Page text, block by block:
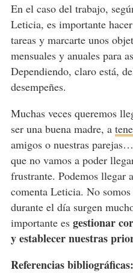
En el caso del trabajo,
Leticia, es importante
tareas y marcarte unos
mensuales y anuales para
Dependiendo, claro está,
desempeñes.
Muchas veces queremos
ser una buena madre, a
amigos o nuestras
que no vamos a poder
frustrante. Podemos llegar
comenta Leticia. No
durante el día surgen
importante es gestionar
y establecer nuestras
Referencias bibliográficas: